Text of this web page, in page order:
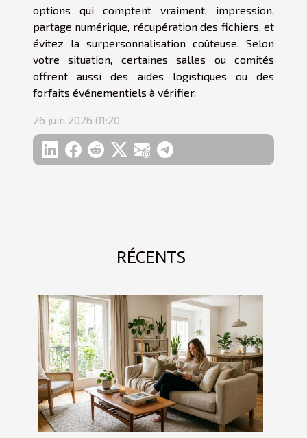
options qui comptent vraiment, impression,
partage numérique, récupération des fichiers, et
évitez la surpersonnalisation coûteuse. Selon
votre situation, certaines salles ou comités
offrent aussi des aides logistiques ou des
forfaits événementiels à vérifier.
26 juin 2026 01:20
RÉCENTS